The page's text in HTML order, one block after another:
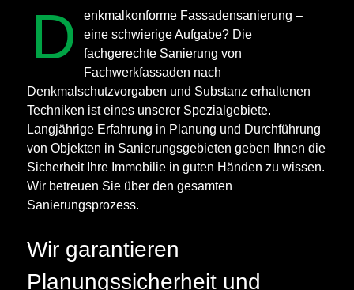
D
enkmalkonforme Fassadensanierung –
eine schwierige Aufgabe? Die
fachgerechte Sanierung von
Fachwerkfassaden nach
Denkmalschutzvorgaben und Substanz erhaltenen
Techniken ist eines unserer Spezialgebiete.
Langjährige Erfahrung in Planung und Durchführung
von Objekten in Sanierungsgebieten geben Ihnen die
Sicherheit Ihre Immobilie in guten Händen zu wissen.
Wir betreuen Sie über den gesamten
Sanierungsprozess.
Wir garantieren
Planungssicherheit und